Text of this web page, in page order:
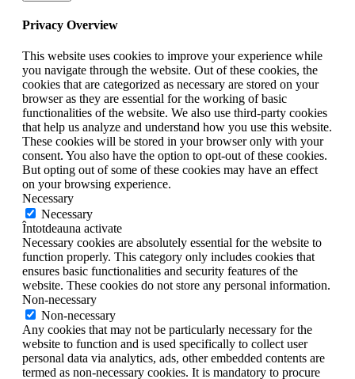
Privacy Overview
This website uses cookies to improve your experience while
you navigate through the website. Out of these cookies, the
cookies that are categorized as necessary are stored on your
browser as they are essential for the working of basic
functionalities of the website. We also use third-party cookies
that help us analyze and understand how you use this website.
These cookies will be stored in your browser only with your
consent. You also have the option to opt-out of these cookies.
But opting out of some of these cookies may have an effect
on your browsing experience.
Necessary
Necessary
Întotdeauna activate
Necessary cookies are absolutely essential for the website to
function properly. This category only includes cookies that
ensures basic functionalities and security features of the
website. These cookies do not store any personal information.
Non-necessary
Non-necessary
Any cookies that may not be particularly necessary for the
website to function and is used specifically to collect user
personal data via analytics, ads, other embedded contents are
termed as non-necessary cookies. It is mandatory to procure